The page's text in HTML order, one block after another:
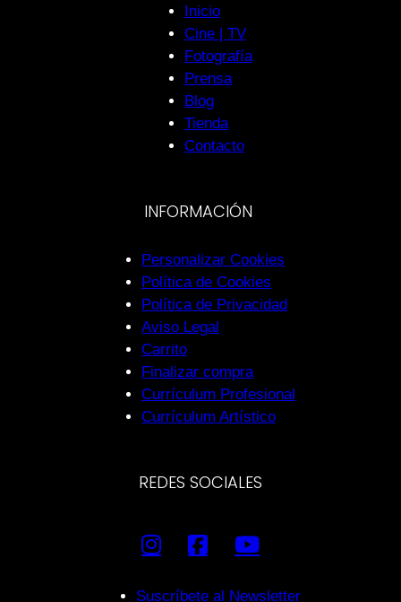
Inicio
Cine | TV
Fotografía
Prensa
Blog
Tienda
Contacto
INFORMACIÓN
Personalizar Cookies
Política de Cookies
Política de Privacidad
Aviso Legal
Carrito
Finalizar compra
Currículum Profesional
Currículum Artístico
REDES SOCIALES
Suscríbete al Newsletter